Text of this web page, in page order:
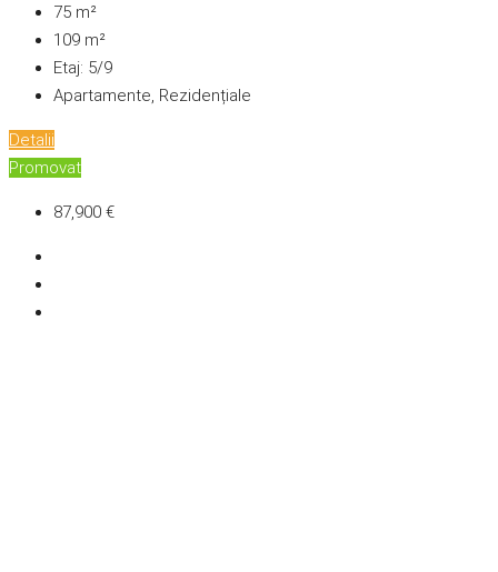
75 m²
109 m²
Etaj: 5/9
Apartamente, Rezidențiale
Detalii
Promovat
87,900 €